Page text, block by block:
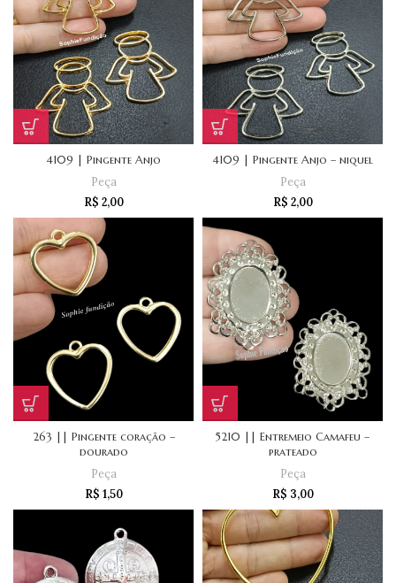
4109 | Pingente Anjo
Peça
R$ 2,00
4109 | Pingente Anjo – niquel
Peça
R$ 2,00
263 || Pingente coração –
dourado
Peça
R$ 1,50
5210 || Entremeio Camafeu –
prateado
Peça
R$ 3,00